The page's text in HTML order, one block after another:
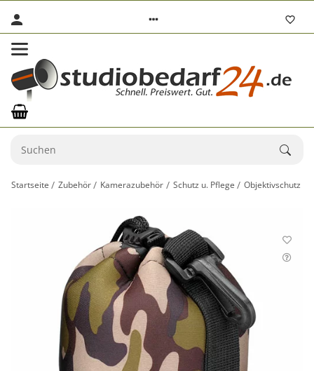
Startseite Zubehör Kamerazubehör Schutz u. Pflege Objektivschutz